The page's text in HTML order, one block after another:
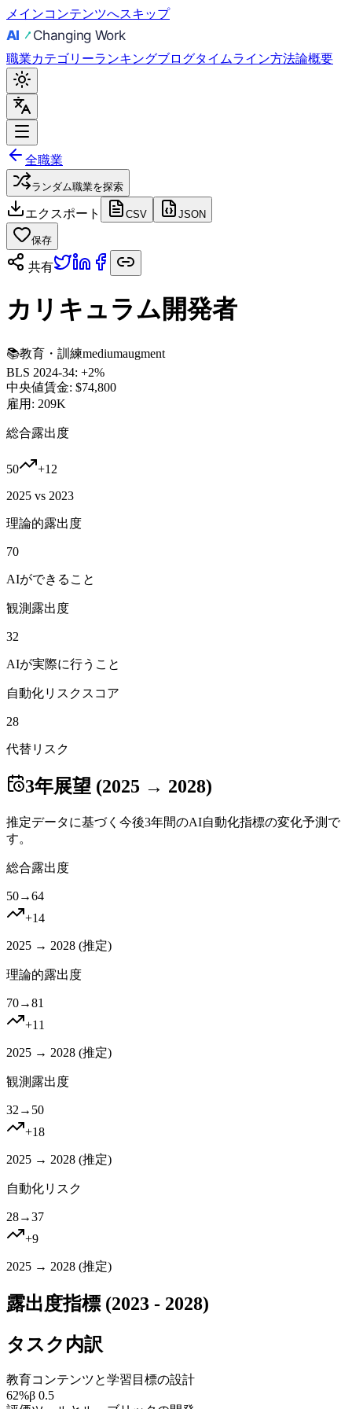
メインコンテンツへスキップ
職業カテゴリーランキングブログタイムライン方法論概要
全職業
ランダム職業を探索
エクスポート CSV JSON
保存
共有
カリキュラム開発者
📚教育・訓練mediumaugment
BLS 2024-34: +2%
中央値賃金: $74,800
雇用: 209K
総合露出度
50 +12
2025 vs 2023
理論的露出度
70
AIができること
観測露出度
32
AIが実際に行うこと
自動化リスクスコア
28
代替リスク
3年展望 (2025 → 2028)
推定データに基づく今後3年間のAI自動化指標の変化予測で
す。
総合露出度
50→64
+14
2025 → 2028 (推定)
理論的露出度
70→81
+11
2025 → 2028 (推定)
観測露出度
32 → 50
+18
2025 → 2028 (推定)
自動化リスク
28→37
+9
2025 → 2028 (推定)
露出度指標 (2023 - 2028)
タスク内訳
教育コンテンツと学習目標の設計
62%β 0.5